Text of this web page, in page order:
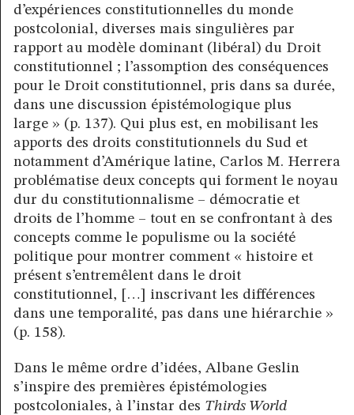
d’expériences constitutionnelles du monde
postcolonial, diverses mais singulières par
rapport au modèle dominant (libéral) du Droit
constitutionnel ; l’assomption des conséquences
pour le Droit constitutionnel, pris dans sa durée,
dans une discussion épistémologique plus
large » (p. 137). Qui plus est, en mobilisant les
apports des droits constitutionnels du Sud et
notamment d’Amérique latine, Carlos M. Herrera
problématise deux concepts qui forment le noyau
dur du constitutionnalisme – démocratie et
droits de l’homme – tout en se confrontant à des
concepts comme le populisme ou la société
politique pour montrer comment « histoire et
présent s’entremêlent dans le droit
constitutionnel, […] inscrivant les différences
dans une temporalité, pas dans une hiérarchie »
(p. 158).
Dans le même ordre d’idées, Albane Geslin
s’inspire des premières épistémologies
postcoloniales, à l’instar des Thirds World